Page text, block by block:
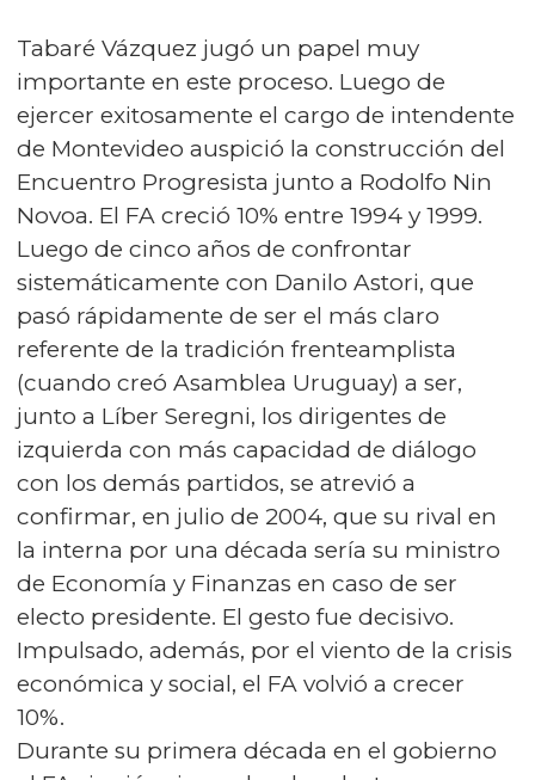
Tabaré Vázquez jugó un papel muy
importante en este proceso. Luego de
ejercer exitosamente el cargo de intendente
de Montevideo auspició la construcción del
Encuentro Progresista junto a Rodolfo Nin
Novoa. El FA creció 10% entre 1994 y 1999.
Luego de cinco años de confrontar
sistemáticamente con Danilo Astori, que
pasó rápidamente de ser el más claro
referente de la tradición frenteamplista
(cuando creó Asamblea Uruguay) a ser,
junto a Líber Seregni, los dirigentes de
izquierda con más capacidad de diálogo
con los demás partidos, se atrevió a
confirmar, en julio de 2004, que su rival en
la interna por una década sería su ministro
de Economía y Finanzas en caso de ser
electo presidente. El gesto fue decisivo.
Impulsado, además, por el viento de la crisis
económica y social, el FA volvió a crecer
10%.
Durante su primera década en el gobierno